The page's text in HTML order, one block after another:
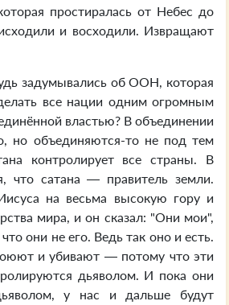
простиралась от Небес до
и восходили. Извращают
задумывались об ООН, которая
все нации одним огромным
властью? В объединении
но объединяются-то не под тем
контролирует все страны. В
что сатана — правитель земли.
на весьма высокую гору и
мира, и он сказал: "Они мои",
они не его. Ведь так оно и есть.
и убивают — потому что эти
дьяволом. И пока они
у нас и дальше будут